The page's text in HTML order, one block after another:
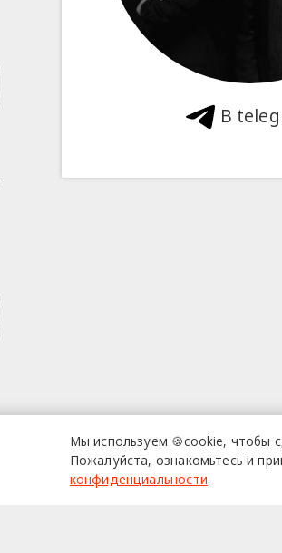
В
Мы используем 🍪cookie, чтобы
Пожалуйста, ознакомьтесь и
конфиденциальности.